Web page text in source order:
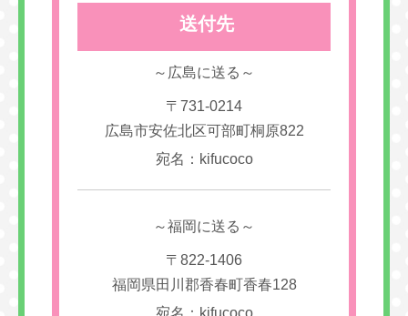
送付先
～広島に送る～
〒731-0214
広島市安佐北区可部町桐原822
宛名：kifucoco
～福岡に送る～
〒822-1406
福岡県田川郡香春町香春128
宛名：kifucoco